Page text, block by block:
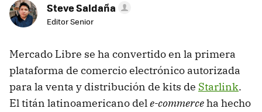
Steve Saldaña
Editor Senior
Mercado Libre se ha convertido en la primera
plataforma de comercio electrónico autorizada
para la venta y distribución de kits de Starlink.
El titán latinoamericano dele-commerceha hecho